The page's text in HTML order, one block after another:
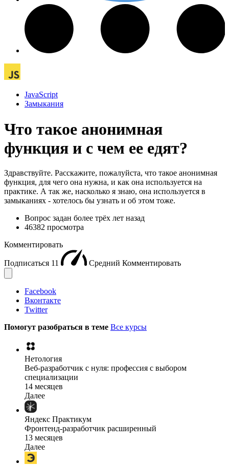
JavaScript
Замыкания
Что такое анонимная
функция и с чем ее едят?
Здравствуйте. Расскажите, пожалуйста, что такое анонимная
функция, для чего она нужна, и как она используется на
практике. А так же, насколько я знаю, она используется в
замыканиях - хотелось бы узнать и об этом тоже.
Вопрос задан более трёх лет назад
46382 просмотра
Комментировать
Подписаться 11 Средний Комментировать
Facebook
Вконтакте
Twitter
Помогут разобраться в теме Все курсы
Нетология
Веб-разработчик с нуля: профессия с выбором
специализации
14 месяцев
Далее
Яндекс Практикум
Фронтенд-разработчик расширенный
13 месяцев
Далее